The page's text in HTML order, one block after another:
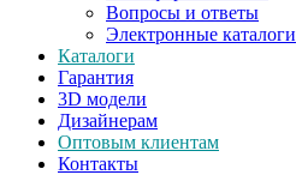
Вопросы и ответы
Электронные каталоги
Каталоги
Гарантия
3D модели
Дизайнерам
Оптовым клиентам
Контакты